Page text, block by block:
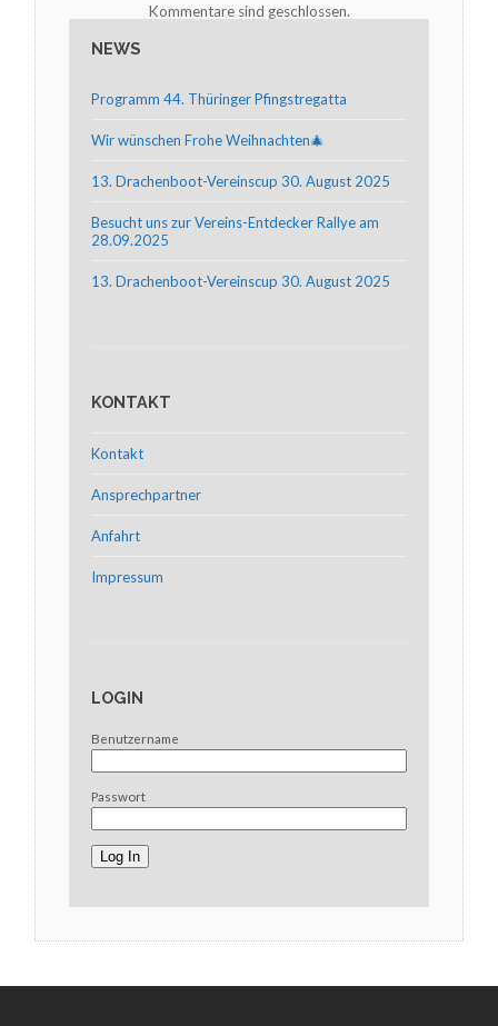
Kommentare sind geschlossen.
NEWS
Programm 44. Thüringer Pfingstregatta
Wir wünschen Frohe Weihnachten🎄
13. Drachenboot-Vereinscup 30. August 2025
Besucht uns zur Vereins-Entdecker Rallye am
28.09.2025
13. Drachenboot-Vereinscup 30. August 2025
KONTAKT
Kontakt
Ansprechpartner
Anfahrt
Impressum
LOGIN
Benutzername
Passwort